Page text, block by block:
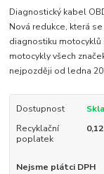
Diagnostický kabel
Nová redukce, která
diagnostiku motocyklů
motocykly všech
nejpozději od ledna
Dostupnost
Recyklační
poplatek
Nejsme plátci DPH